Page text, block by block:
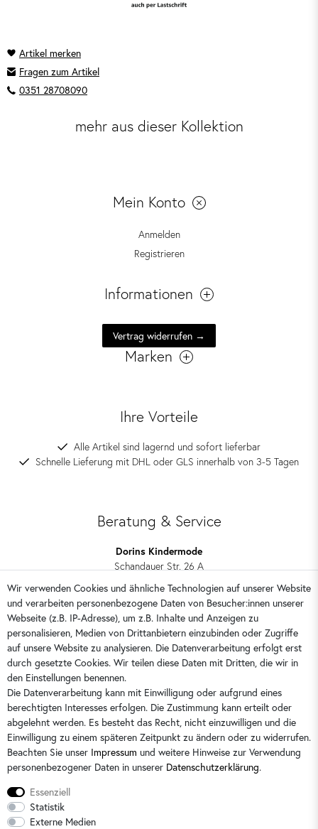
Fragen zum Artikel
0351 28708090
mehr aus dieser Kollektion
Mein Konto
Anmelden
Registrieren
Informationen
Vertrag widerrufen →
Marken
Ihre Vorteile
Alle Artikel sind lagernd und sofort lieferbar
Schnelle Lieferung mit DHL oder GLS innerhalb von 3-5 Tagen
Beratung & Service
Dorins Kindermode
Schandauer Str. 26 A
01309 Dresden
0351 28708090
kontakt@dorins-kindermode.de
Sie erreichen uns: Montag - Freitag 9 - 16 Uhr
Wir verwenden Cookies und ähnliche Technologien auf unserer Website
und verarbeiten personenbezogene Daten von Besucher:innen unserer
Webseite (z.B. IP-Adresse), um z.B. Inhalte und Anzeigen zu
personalisieren, Medien von Drittanbietern einzubinden oder Zugriffe
auf unsere Website zu analysieren. Die Datenverarbeitung erfolgt erst
durch gesetzte Cookies. Wir teilen diese Daten mit Dritten, die wir in
den Einstellungen benennen.
Die Datenverarbeitung kann mit Einwilligung oder aufgrund eines
berechtigten Interesses erfolgen. Die Zustimmung kann erteilt oder
abgelehnt werden. Es besteht das Recht, nicht einzuwilligen und die
Einwilligung zu einem späteren Zeitpunkt zu ändern oder zu widerrufen.
Beachten Sie unser Impressum und weitere Hinweise zur Verwendung
personenbezogener Daten in unserer Daten­schutz­erklärung.
Essenziell
Statistik
Externe Medien